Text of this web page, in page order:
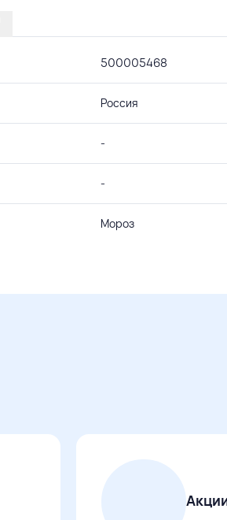
500005468
Россия
-
-
Мороз